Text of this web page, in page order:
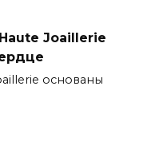
Joaillerie
основаны